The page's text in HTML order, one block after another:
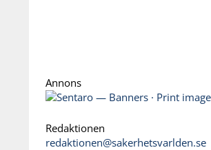
Annons
Redaktionen
redaktionen@sakerhetsvarlden.se